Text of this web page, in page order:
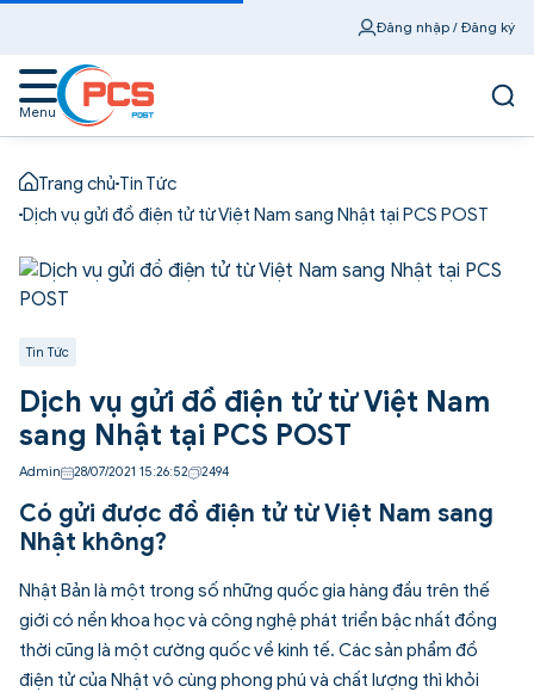
Đăng nhập / Đăng ký
Menu
Trang chủTin Tức
Dịch vụ gửi đồ điện tử từ Việt Nam sang Nhật tại PCS POST
Tin Tức
Dịch vụ gửi đồ điện tử từ Việt Nam
sang Nhật tại PCS POST
Admin 28/07/2021 15:26:52 2494
Có gửi được đồ điện tử từ Việt Nam sang
Nhật không?
Nhật Bản là một trong số những quốc gia hàng đầu trên thế
giới có nền khoa học và công nghệ phát triển bậc nhất đồng
thời cũng là một cường quốc về kinh tế. Các sản phẩm đồ
điện tử của Nhật vô cùng phong phú và chất lượng thì khỏi